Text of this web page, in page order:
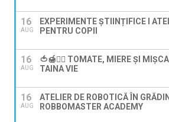
16
AUG
EXPERIMENTE ȘTIINȚIFICE I
PENTRU COPII
16
AUG
🍅🍯🚶‍♀️ TOMATE, MIERE ȘI
TAINA VIE
16
AUG
ATELIER DE ROBOTICĂ ÎN
ROBBOMASTER ACADEMY